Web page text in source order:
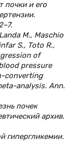
почки и его
M., Maschio
S., Toto R.,
of
pressure
converting
analysis. Ann.
почек
архив.
гипергликемии.